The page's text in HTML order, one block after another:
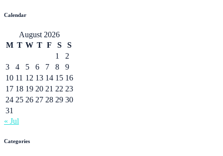
Calendar
August 2026
M T W T F S
S
1
2
3
4 5 6 7 8
9
10 11 12 13 14 15 16
17 18 19 20 21 22 23
24 25 26 27 28 29 30
31
« Jul
Categories